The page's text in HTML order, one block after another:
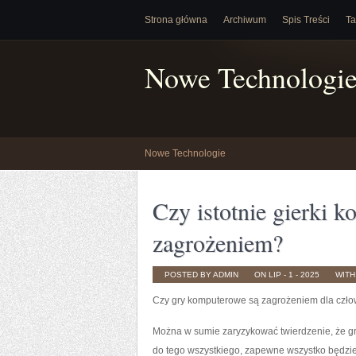
Strona główna Archiwum Spis Treści
Nowe
Nowe Technologie
Czy istotnie gierki
zagrożeniem?
POSTED BY ADMIN ON LIP - 1 - 2025 WITH
Czy gry komputerowe są zagrożeniem dla
Można w sumie zaryzykować twierdzenie, że
do tego wszystkiego, zapewne wszystko